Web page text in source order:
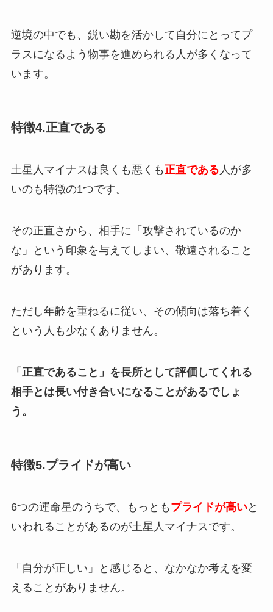
逆境の中でも、鋭い勘を活かして自分にとってプ
ラスになるよう物事を進められる人が多くなって
います。
特徴4.正直である
土星人マイナスは良くも悪くも正直である 人が多
いのも特徴の1つです。
その正直さから、相手に「攻撃されているのか
な」という印象を与えてしまい、敬遠されること
があります。
ただし年齢を重ねるに従い、その傾向は落ち着く
という人も少なくありません。
「正直であること」を長所として評価してくれる
相手とは長い付き合いになることがあるでしょ
う。
特徴5.プライドが高い
6つの運命星のうちで、もっとも プライドが高いと
いわれることがあるのが土星人マイナスです。
「自分が正しい」と感じると、なかなか考えを変
えることがありません。